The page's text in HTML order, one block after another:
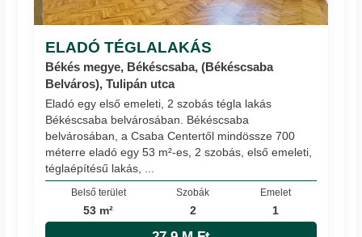
ELADÓ TÉGLALAKÁS
Békés megye, Békéscsaba, (Békéscsaba
Belváros), Tulipán utca
Eladó egy első emeleti, 2 szobás tégla lakás
Békéscsaba belvárosában. Békéscsaba
belvárosában, a Csaba Centertől mindössze 700
méterre eladó egy 53 m²-es, 2 szobás, első emeleti,
téglaépítésű lakás, ...
Belső terület
53 m²
Szobák
2
Emelet
1